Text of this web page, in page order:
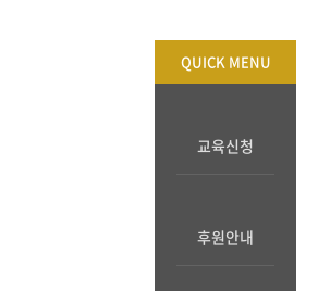
QUICK MENU
교육신청
후원안내